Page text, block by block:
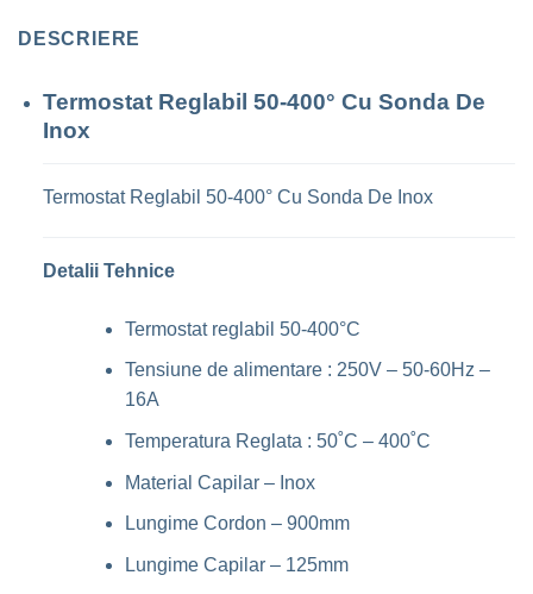
DESCRIERE
Termostat Reglabil 50-400° Cu Sonda De
Inox
Termostat Reglabil 50-400° Cu Sonda De Inox
Detalii Tehnice
Termostat reglabil 50-400°C
Tensiune de alimentare : 250V – 50-60Hz –
16A
Temperatura Reglata : 50˚C – 400˚C
Material Capilar – Inox
Lungime Cordon – 900mm
Lungime Capilar – 125mm